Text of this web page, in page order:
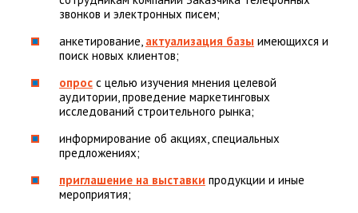
звонков и электронных писем;
анкетирование, актуализация базы имеющихся и
поиск новых клиентов;
опросс целью изучения мнения целевой
аудитории, проведение маркетинговых
исследований строительного рынка;
информирование об акциях, специальных
предложениях;
приглашение на выставки продукции и иные
мероприятия;